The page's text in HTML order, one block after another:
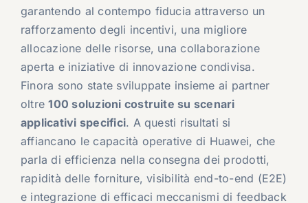
garantendo al contempo fiducia attraverso un
rafforzamento degli incentivi, una migliore
allocazione delle risorse, una collaborazione
aperta e iniziative di innovazione condivisa.
Finora sono state sviluppate insieme ai partner
oltre100 soluzioni costruite su scenari
applicativi specifici. A questi risultati si
affiancano le capacità operative di Huawei, che
parla di efficienza nella consegna dei prodotti,
rapidità delle forniture, visibilità end-to-end (E2E)
e integrazione di efficaci meccanismi di feedback